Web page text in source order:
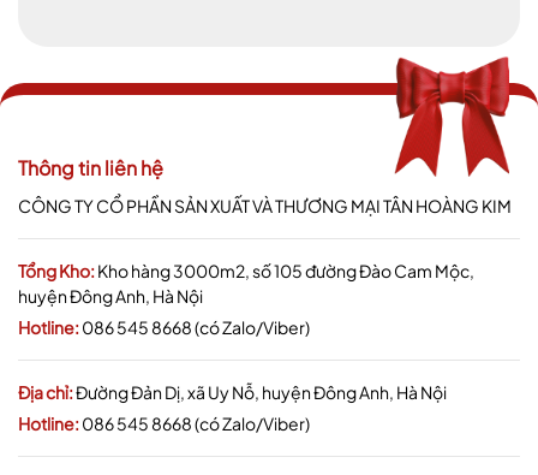
Thông tin liên hệ
CÔNG TY CỔ PHẦN SẢN XUẤT VÀ THƯƠNG MẠI TÂN HOÀNG KIM
Tổng Kho:Kho hàng 3000m2, số 105 đường Đào Cam Mộc,
huyện Đông Anh, Hà Nội
Hotline:086 545 8668 (có Zalo/Viber)
Địa chỉ:Đường Đản Dị, xã Uy Nỗ, huyện Đông Anh, Hà Nội
Hotline:086 545 8668 (có Zalo/Viber)